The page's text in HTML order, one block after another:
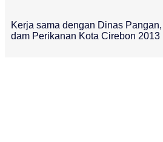
Kerja sama dengan Dinas
dam Perikanan Kota Cirebon 2013